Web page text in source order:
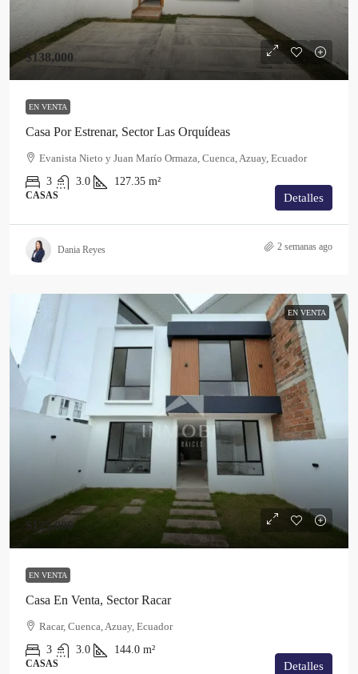
$138,000
EN VENTA
Casa Por Estrenar, Sector Las Orquídeas
Evanista Nieto y Juan Marío Ormaza, Cuenca, Azuay, Ecuador
3
3.0 127.35 m²
CASAS Detalles
Dania Reyes 2 semanas ago
EN VENTA
$125,000
EN VENTA
Casa En Venta, Sector Racar
Racar, Cuenca, Azuay, Ecuador
3
3.0 144.0 m²
CASAS Detalles